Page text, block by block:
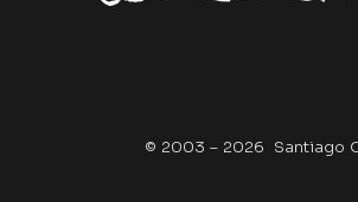
© 2003 – 2026 Santiago